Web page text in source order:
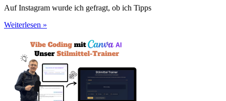
Auf Instagram wurde ich gefragt, ob ich Tipps
Weiterlesen »